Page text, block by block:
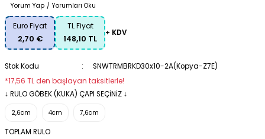
Yorum Yap / Yorumları Oku
Euro Fiyat
2,70 €
TL Fiyat
148,10 TL
+ KDV
Stok Kodu
SNWTRMBRKD30x10-2A(Kopya-Z7E)
*17,56 TL den başlayan taksitlerle!
↓ RULO GÖBEK (KUKA) ÇAPI SEÇİNİZ ↓
2,6cm 4cm 7,6cm
TOPLAM RULO